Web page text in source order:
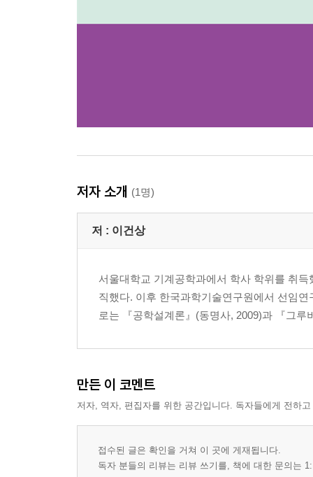
저자 소개 (1명)
저 : 이건상
서울대학교 기계공학과에서 학사 학위를 취
직했다. 이후 한국과학기술연구원에서 선임
로는 『공학설계론』(동명사, 2009)과 『그
만든 이 코멘트
저자, 역자, 편집자를 위한 공간입니다. 독자들에게 전하
접수된 글은 확인을 거쳐 이 곳에 게재됩니다.
독자 분들의 리뷰는 리뷰 쓰기를, 책에 대한 문의는